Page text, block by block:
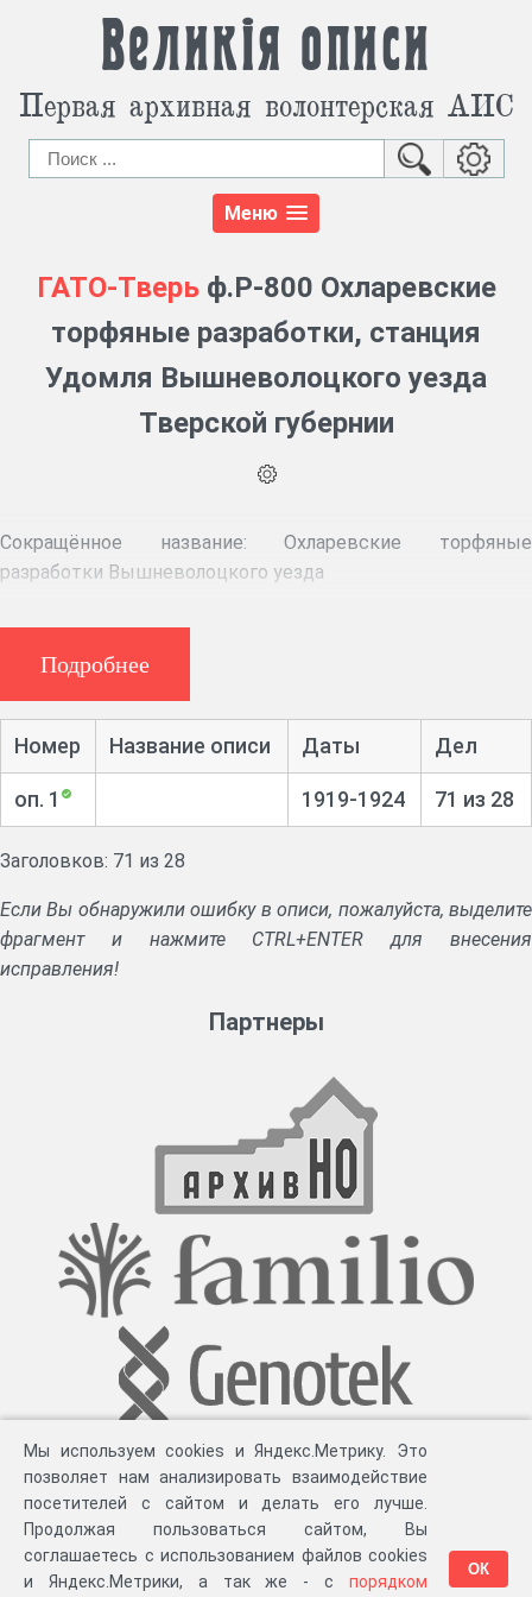
Великія описи
Первая архивная волонтерская АИС
Меню
ГАТО-Тверьф.Р-800 Охларевские
торфяные разработки, станция
Удомля Вышневолоцкого уезда
Тверской губернии
Сокращённое название:
Охларевские торфяные
разработки Вышневолоцкого уезда
Состав документов:
В составе фонда имеются следующие документы:
- переписка с вышестоящими организациями по
Вспомогательный НСА: География: Вышневолоцкий уезд,
Тверская губерния, Удомля станция
Постоянная ссылка:
https://archives.tverreg.ru/infres/-/archive/gato/R-800
Подробнее
Номер Название описи Даты Дел
оп. 1 1919-1924 71 из 28
Заголовков: 71 из 28
Если Вы обнаружили ошибку в описи, пожалуйста, выделите
фрагмент и нажмите CTRL+ENTER для внесения
исправления!
Партнеры
Мы используем cookies и Яндекс.Метрику. Это
позволяет нам анализировать взаимодействие
посетителей с сайтом и делать его лучше.
Продолжая пользоваться сайтом, Вы
соглашаетесь с использованием файлов cookies
и Яндекс.Метрики, а так же - с порядком
ОК